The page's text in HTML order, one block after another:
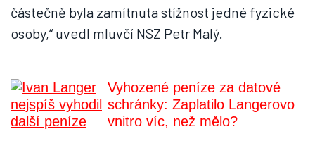
částečně byla zamítnuta stížnost jedné fyzické
osoby,“ uvedl mluvčí NSZ Petr Malý.
Vyhozené peníze za datové
schránky: Zaplatilo Langerovo
vnitro víc, než mělo?